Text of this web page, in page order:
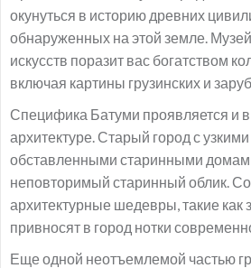
окунуться в историю древних
обнаруженных на этой земле.
искусств поразит вас богатством
включая картины грузинских и
Специфика Батуми проявляется и
архитектуре. Старый город с
обставленными старинными
неповторимый старинный облик.
архитектурные шедевры, такие как
привносят в город нотки
Еще одной неотъемлемой частью